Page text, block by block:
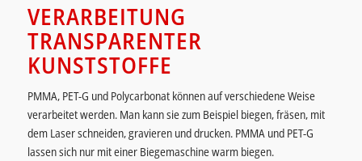
VERARBEITUNG
TRANSPARENTER
KUNSTSTOFFE
PMMA, PET-G und Polycarbonat können auf verschiedene Weise
verarbeitet werden. Man kann sie zum Beispiel biegen, fräsen, mit
dem Laser schneiden, gravieren und drucken. PMMA und PET-G
lassen sich nur mit einer Biegemaschine warm biegen.